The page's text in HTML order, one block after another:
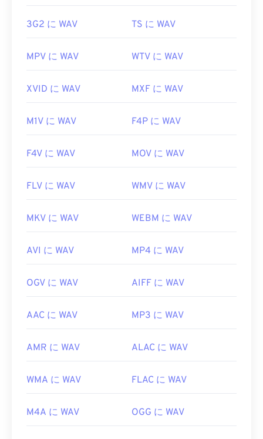
https://www.techopedia.com/definition/12636/
3G2 に WAV TS に WAV
MPV に WAV WTV に WAV
XVID に WAV MXF に WAV
M1V に WAV F4P に WAV
F4V に WAV MOV に WAV
FLV に WAV WMV に WAV
MKV に WAV WEBM に WAV
AVI に WAV MP4 に WAV
OGV に WAV AIFF に WAV
AAC に WAV MP3 に WAV
AMR に WAV ALAC に WAV
WMA に WAV FLAC に WAV
M4A に WAV OGG に WAV